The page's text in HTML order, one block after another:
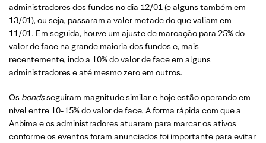
administradores dos fundos no dia 12/01 (e alguns também em
13/01), ou seja, passaram a valer metade do que valiam em
11/01. Em seguida, houve um ajuste de marcação para 25% do
valor de face na grande maioria dos fundos e, mais
recentemente, indo a 10% do valor de face em alguns
administradores e até mesmo zero em outros.
Os bondsseguiram magnitude similar e hoje estão operando em
nível entre 10-15% do valor de face. A forma rápida com que a
Anbima e os administradores atuaram para marcar os ativos
conforme os eventos foram anunciados foi importante para evitar